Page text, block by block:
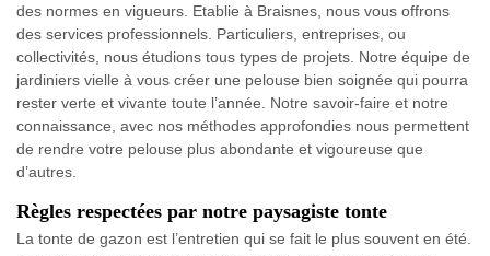
des normes en vigueurs. Etablie à Braisnes, nous vous offrons
des services professionnels. Particuliers, entreprises, ou
collectivités, nous étudions tous types de projets. Notre équipe de
jardiniers vielle à vous créer une pelouse bien soignée qui pourra
rester verte et vivante toute l’année. Notre savoir-faire et notre
connaissance, avec nos méthodes approfondies nous permettent
de rendre votre pelouse plus abondante et vigoureuse que
d’autres.
Règles respectées par notre paysagiste tonte
La tonte de gazon est l’entretien qui se fait le plus souvent en été.